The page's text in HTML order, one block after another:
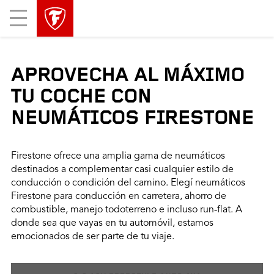
Mobile
Menu
APROVECHA AL MÁXIMO
TU COCHE CON
NEUMÁTICOS FIRESTONE
Firestone ofrece una amplia gama de neumáticos
destinados a complementar casi cualquier estilo de
conducción o condición del camino. Elegí neumáticos
Firestone para conducción en carretera, ahorro de
combustible, manejo todoterreno e incluso run-flat. A
donde sea que vayas en tu automóvil, estamos
emocionados de ser parte de tu viaje.